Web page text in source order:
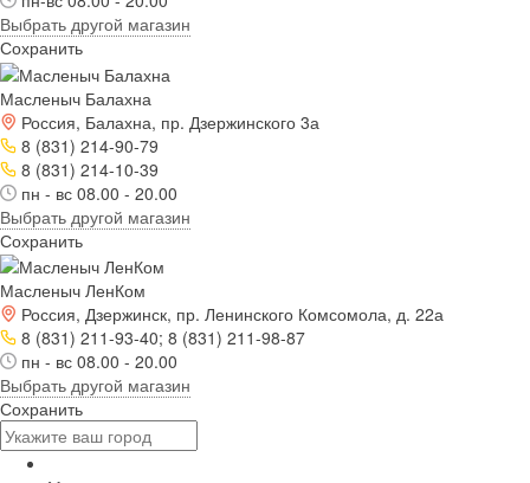
Выбрать другой магазин
Сохранить
Масленыч Балахна
Россия, Балахна, пр. Дзержинского 3а
8 (831) 214-90-79
8 (831) 214-10-39
пн - вс 08.00 - 20.00
Выбрать другой магазин
Сохранить
Масленыч ЛенКом
Россия, Дзержинск, пр. Ленинского Комсомола, д. 22а
8 (831) 211-93-40; 8 (831) 211-98-87
пн - вс 08.00 - 20.00
Выбрать другой магазин
Сохранить